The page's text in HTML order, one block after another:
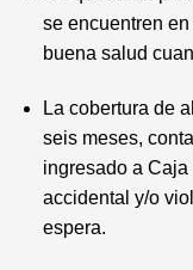
se encuentren
buena salud
La cobertura de
seis meses,
ingresado a
accidental y/o
espera.